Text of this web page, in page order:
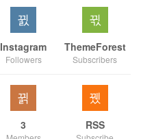
Instagram
Followers
ThemeForest
Subscribers
3 RSS